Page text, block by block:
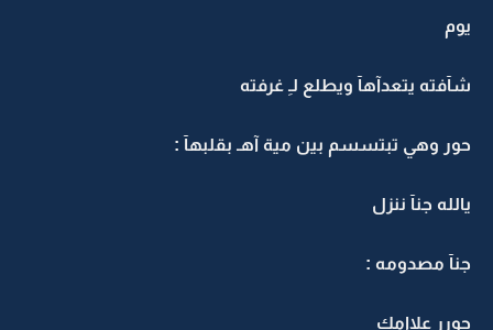
يوم
شآفته يتعدآهآ ويطلع لـِ غرفته
حور وهي تبتسسم بين مية آهـ بقلبهآ :
يالله جنآ ننزل
جنآ مصدومه :
حورر علاامك